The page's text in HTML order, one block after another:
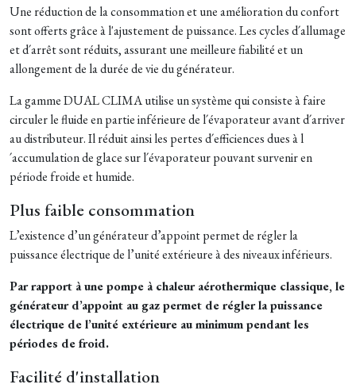
Une réduction de la consommation et une amélioration du confort
sont offerts grâce à l'ajustement de puissance. Les cycles d´allumage
et d´arrêt sont réduits, assurant une meilleure fiabilité et un
allongement de la durée de vie du générateur.
La gamme DUAL CLIMA utilise un système qui consiste à faire
circuler le fluide en partie inférieure de l´évaporateur avant d´arriver
au distributeur. Il réduit ainsi les pertes d´efficiences dues à l
´accumulation de glace sur l´évaporateur pouvant survenir en
période froide et humide.
Plus faible consommation
L’existence d’un générateur d’appoint permet de régler la
puissance électrique de l’unité extérieure à des niveaux inférieurs.
Par rapport à une pompe à chaleur aérothermique classique, le
générateur d’appoint au gaz permet de régler la puissance
électrique de l’unité extérieure au minimum pendant les
périodes de froid.
Facilité d'installation